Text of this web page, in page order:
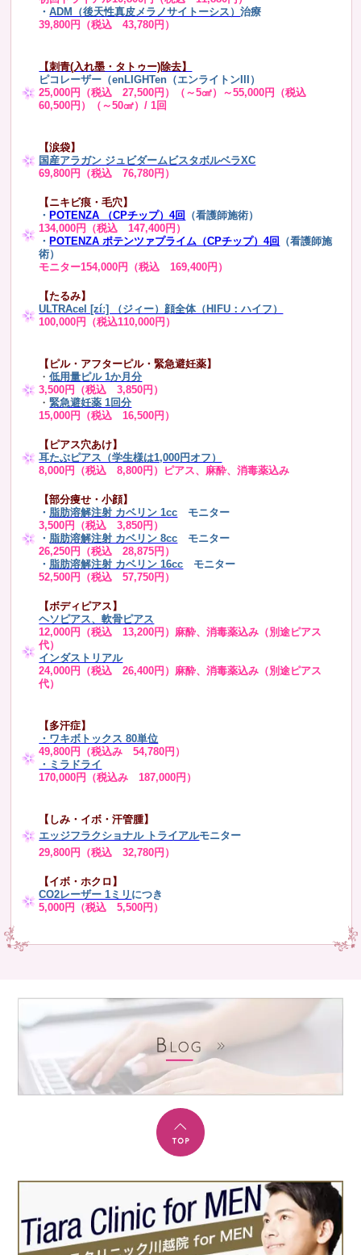
・ADM（後天性真皮メラノサイトーシス）治療
39,800円（税込 43,780円）
【刺青(入れ墨・タトゥー)除去】
ピコレーザー（enLIGHTen（エンライトンIII）
25,000円（税込 27,500円）（～5㎠）～55,000円（税込
60,500円）（～50㎠）/ 1回
【涙袋】
国産アラガン ジュビダームビスタボルベラXC
69,800円（税込 76,780円）
【ニキビ痕・毛穴】
・ POTENZA （CPチップ）4回
（看護師施術）
134,000円（税込 147,400円）
・ POTENZA ポテンツァプライム（CPチップ）4回
（看護師施
術）
モニター154,000円（税込 169,400円）
【たるみ】
ULTRAcel [zíː] （ジィー）顔全体（HIFU：ハイフ）
100,000円（税込110,000円）
【ピル・アフターピル・緊急避妊薬】
・低用量ピル 1か月分
3,500円（税込 3,850円）
・緊急避妊薬 1回分
15,000円（税込 16,500円）
【ピアス穴あけ】
耳たぶピアス（学生様は1,000円オフ）
8,000円（税込 8,800円）ピアス、麻酔、消毒薬込み
【部分痩せ・小顔】
・ 脂肪溶解注射 カベリン 1cc モニター
3,500円（税込 3,850円）
・ 脂肪溶解注射 カベリン 8cc モニター
26,250円（税込 28,875円）
・ 脂肪溶解注射 カベリン 16cc
モニター
52,500円（税込 57,750円）
【ボディピアス】
ヘソピアス、軟骨ピアス
12,000円（税込 13,200円）麻酔、消毒薬込み（別途ピアス
代）
インダストリアル
24,000円（税込 26,400円）麻酔、消毒薬込み（別途ピアス
代）
【多汗症】
・ ワキボトックス 80単位
49,800円（税込み 54,780円）
・ミラドライ
170,000円（税込み 187,000円）
【しみ・イボ・汗管腫】
エッジフラクショナル トライアルモニター
29,800円（税込 32,780円）
【イボ・ホクロ】
CO2レーザー 1ミリ につき
5,000円（税込 5,500円）